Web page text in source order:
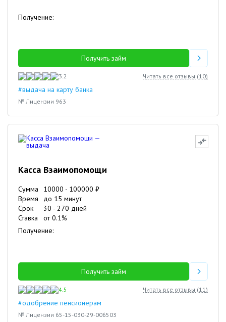
Получение:
Получить займ
3.2 Читать все отзывы (10)
#выдача на карту банка
№ Лицензии 963
Касса Взаимопомощи
Сумма 10000 - 100000 ₽
Время
до 15 минут
Срок
30 - 270 дней
Ставка
от0.1%
Получение:
Получить займ
4.5 Читать все отзывы (11)
#одобрение пенсионерам
№ Лицензии 65-15-030-29-006503